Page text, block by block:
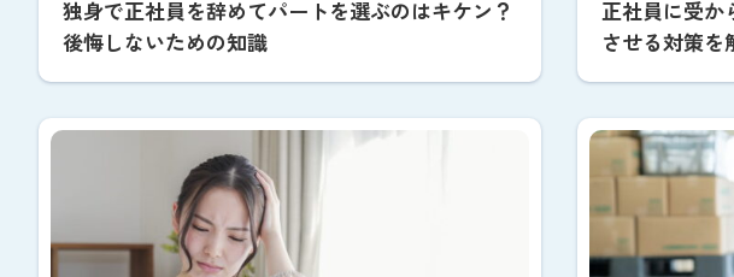
独身で正社員を辞めてパートを選ぶのはキケン？
後悔しないための知識
正社員に受か
させる対策を